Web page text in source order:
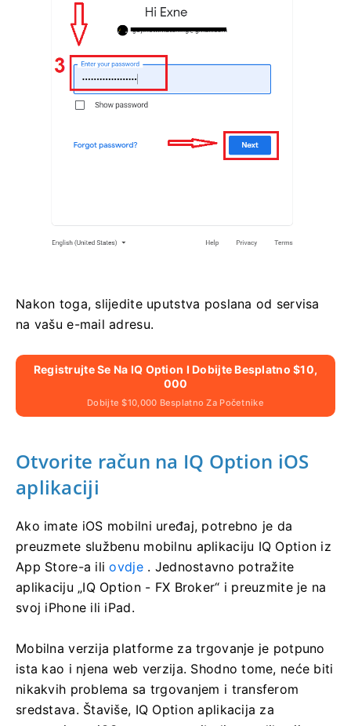
Nakon toga, slijedite uputstva poslana od servisa
na vašu e-mail adresu.
Registrujte Se Na IQ Option I Dobijte Besplatno $10,
000
Dobijte $10,000 Besplatno Za Početnike
Otvorite račun na IQ Option iOS
aplikaciji
Ako imate iOS mobilni uređaj, potrebno je da
preuzmete službenu mobilnu aplikaciju IQ Option iz
App Store-a iliovdje. Jednostavno potražite
aplikaciju „IQ Option - FX Broker“ i preuzmite je na
svoj iPhone ili iPad.
Mobilna verzija platforme za trgovanje je potpuno
ista kao i njena web verzija. Shodno tome, neće biti
nikakvih problema sa trgovanjem i transferom
sredstava. Štaviše, IQ Option aplikacija za